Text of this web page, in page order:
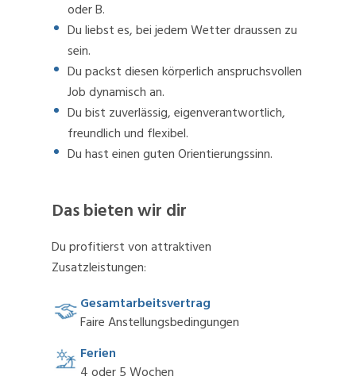
oder B.
Du liebst es, bei jedem Wetter draussen zu
sein.
Du packst diesen körperlich anspruchsvollen
Job dynamisch an.
Du bist zuverlässig, eigenverantwortlich,
freundlich und flexibel.
Du hast einen guten Orientierungssinn.
Das bieten wir dir
Du profitierst von attraktiven
Zusatzleistungen:
Gesamtarbeitsvertrag
Faire Anstellungsbedingungen
Ferien
4 oder 5 Wochen